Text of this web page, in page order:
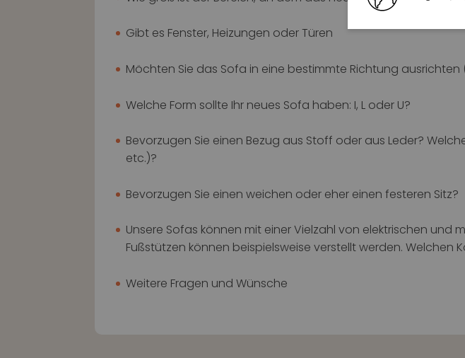
Gibt es Fenster, Heizungen oder Türen
Möchten Sie das Sofa in eine bestimmte Richtung ausrichten
Welche Form sollte Ihr neues Sofa haben: I, L oder U?
Bevorzugen Sie einen Bezug aus Stoff oder aus Leder?
etc.)?
Bevorzugen Sie einen weichen oder eher einen festeren Sitz?
Unsere Sofas können mit einer Vielzahl von elektrischen
Fußstützen können beispielsweise verstellt werden. Welchen
Weitere Fragen und Wünsche